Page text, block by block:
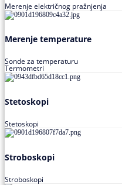
Merenje električnog pražnjenja
Merenje temperature
Sonde za temperaturu
Termometri
Stetoskopi
Stetoskopi
Stroboskopi
Stroboskopi